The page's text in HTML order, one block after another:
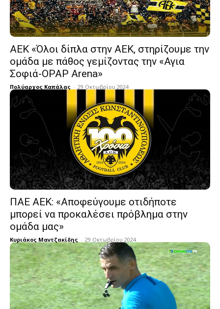
ΑΕΚ «Όλοι δίπλα στην ΑΕΚ, στηρίζουμε την
ομάδα με πάθος γεμίζοντας την «Αγια
Σοφιά-OPAP Arena»
Πολύαρχος Καπάλας - 29 Οκτωβρίου 2024
ΠΑΕ ΑΕΚ: «Αποφεύγουμε οτιδήποτε
μπορεί να προκαλέσει πρόβλημα στην
ομάδα μας»
Κυριάκος Μαντζακίδης - 29 Οκτωβρίου 2024